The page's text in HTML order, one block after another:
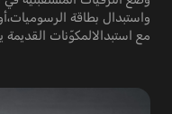
واستبدال بطاقة الرسوميات،
مع استبدالالمكوّنات